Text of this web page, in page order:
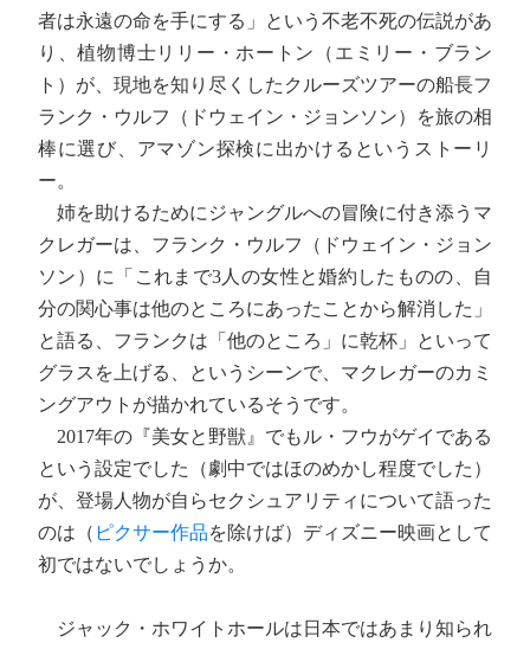
者は永遠の命を手にする」という不老不死の伝説があ
り、植物博士リリー・ホートン（エミリー・ブラン
ト）が、現地を知り尽くしたクルーズツアーの船長フ
ランク・ウルフ（ドウェイン・ジョンソン）を旅の相
棒に選び、アマゾン探検に出かけるというストーリ
ー。
姉を助けるためにジャングルへの冒険に付き添うマ
クレガーは、フランク・ウルフ（ドウェイン・ジョン
ソン）に「これまで3人の女性と婚約したものの、自
分の関心事は他のところにあったことから解消した」
と語る、フランクは「他のところ」に乾杯」といって
グラスを上げる、というシーンで、マクレガーのカミ
ングアウトが描かれているそうです。
2017年の『美女と野獣』でもル・フウがゲイである
という設定でした（劇中ではほのめかし程度でした）
が、登場人物が自らセクシュアリティについて語った
のは（ ピクサー作品を除けば）ディズニー映画として
初ではないでしょうか。
ジャック・ホワイトホールは日本ではあまり知られ